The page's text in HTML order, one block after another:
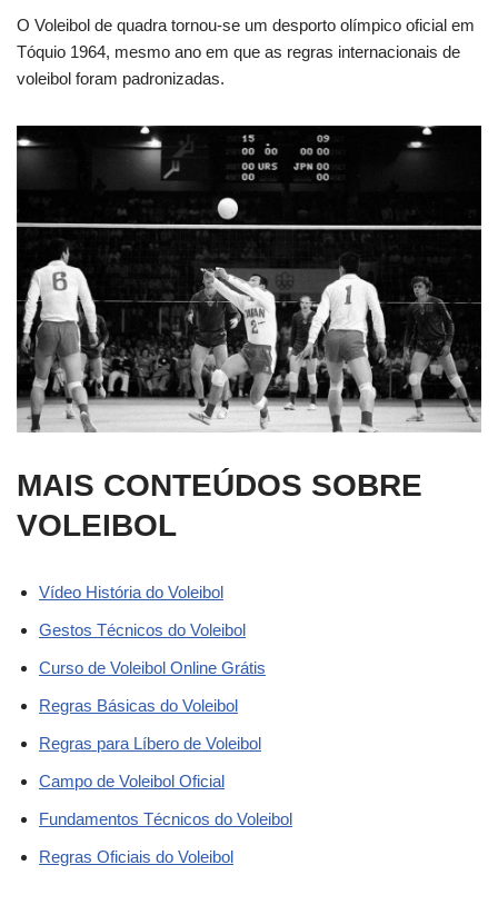
O Voleibol de quadra tornou-se um desporto olímpico oficial em
Tóquio 1964, mesmo ano em que as regras internacionais de
voleibol foram padronizadas.
MAIS CONTEÚDOS SOBRE
VOLEIBOL
Vídeo História do Voleibol
Gestos Técnicos do Voleibol
Curso de Voleibol Online Grátis
Regras Básicas do Voleibol
Regras para Líbero de Voleibol
Campo de Voleibol Oficial
Fundamentos Técnicos do Voleibol
Regras Oficiais do Voleibol